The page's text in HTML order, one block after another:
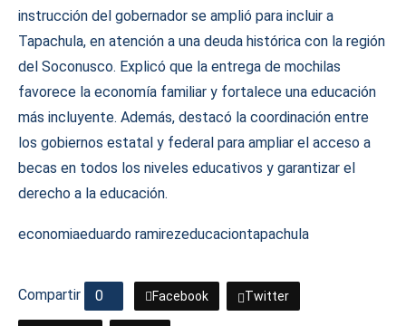
instrucción del gobernador se amplió para incluir a
Tapachula, en atención a una deuda histórica con la región
del Soconusco. Explicó que la entrega de mochilas
favorece la economía familiar y fortalece una educación
más incluyente. Además, destacó la coordinación entre
los gobiernos estatal y federal para ampliar el acceso a
becas en todos los niveles educativos y garantizar el
derecho a la educación.
economiaeduardo ramirezeducaciontapachula
Compartir 0 Facebook Twitter